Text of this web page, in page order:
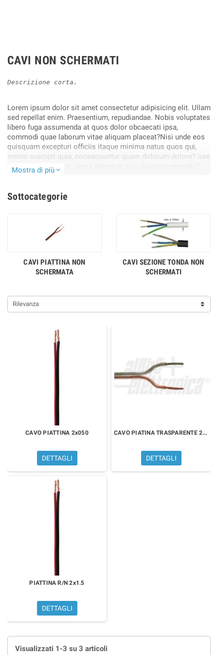
CAVI NON SCHERMATI
Descrizione corta.
Lorem ipsum dolor sit amet consectetur adipisicing elit. Ullam
sed repellat enim. Praesentium, repudiandae. Nobis voluptates
libero fuga assumenda at quos dolor obcaecati ipsa,
commodi quae laborum vitae aliquam placeat?Nisi unde eos
quisquam excepturi officiis itaque minima natus quos qui,
omnis suscipit quia, consequuntur quam dolorum dolore? Iure
harum architecto at, sequi delectus quia dolorem expedita?
Obcaecati, cupiditate blanditiis!.
Mostra di più expand_more
Sottocategorie
CAVI PIATTINA NON
SCHERMATA
CAVI SEZIONE TONDA NON
SCHERMATI
Rilevanza
CAVO PIATTINA 2x050
DETTAGLI
CAVO PIATINA TRASPARENTE 2x1MM
DETTAGLI
PIATTINA R/N 2x1.5
DETTAGLI
Visualizzati 1-3 su 3 articoli